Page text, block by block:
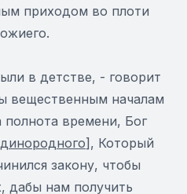
приходом во плоти
в детстве, - говорит
вещественным началам
времени, Бог
], Который
закону, чтобы
дабы нам получить